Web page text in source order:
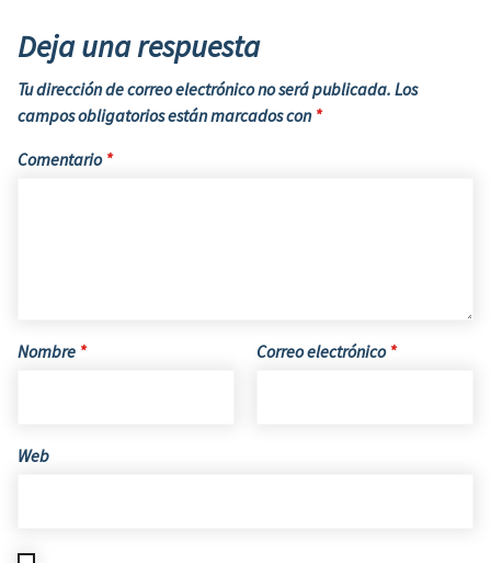
Deja una respuesta
Tu dirección de correo electrónico no será publicada. Los
campos obligatorios están marcados con *
Comentario *
Nombre * Correo electrónico *
Web